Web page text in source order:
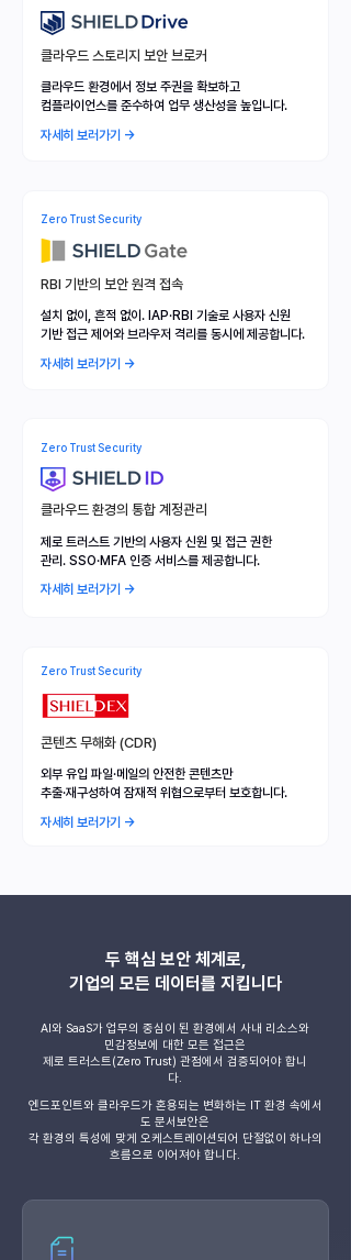
클라우드 스토리지 보안 브로커
클라우드 환경에서 정보 주권을 확보하고
컴플라이언스를 준수하여 업무 생산성을 높입니다.
자세히 보러가기 →
Zero Trust Security
RBI 기반의 보안 원격 접속
설치 없이, 흔적 없이. IAP·RBI 기술로 사용자 신원
기반 접근 제어와 브라우저 격리를 동시에 제공합니다.
자세히 보러가기 →
클라우드 환경의 통합 계정관리
자세히 보러가기 →
제로 트러스트 기반의 사용자 신원 및 접근 권한
관리. SSO·MFA 인증 서비스를 제공합니다.
Zero Trust Security
콘텐츠 무해화 (CDR)
자세히 보러가기 →
외부 유입 파일·메일의 안전한 콘텐츠만
추출·재구성하여 잠재적 위협으로부터 보호합니다.
Zero Trust Security
두 핵심 보안 체계로,
기업의 모든 데이터를 지킵니다
AI와 SaaS가 업무의 중심이 된 환경에서 사내 리소스와
민감정보에 대한 모든 접근은
제로 트러스트(Zero Trust) 관점에서 검증되어야 합니
다.
엔드포인트와 클라우드가 혼용되는 변화하는 IT 환경 속에서
도 문서보안은
각 환경의 특성에 맞게 오케스트레이션되어 단절없이 하나의
흐름으로 이어져야 합니다.